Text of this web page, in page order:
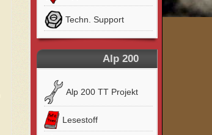
Techn. Support
Alp 200
Alp 200 TT Projekt
Lesestoff